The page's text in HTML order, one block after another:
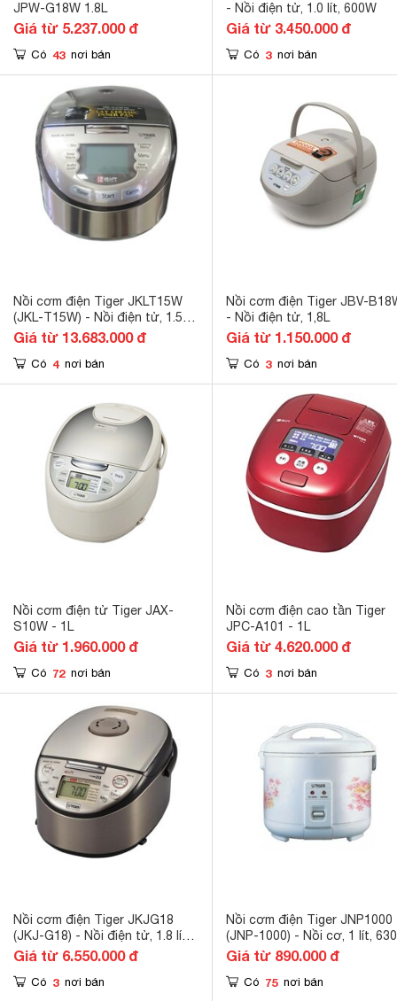
JPW-G18W 1.8L
Giá từ 5.237.000 đ
Có 43 nơi bán
- Nồi điện tử, 1.0 lít, 600W
Giá từ 3.450.000 đ
Có 3 nơi bán
Nồi cơm điện Tiger JKLT15W
(JKL-T15W) - Nồi điện tử, 1.5
lít, 1160W
Giá từ 13.683.000 đ
Có 4 nơi bán
Nồi cơm điện Tiger JBV-
- Nồi điện tử, 1,8L
Giá từ 1.150.000 đ
Có 3 nơi bán
Nồi cơm điện tử Tiger JAX-
S10W - 1L
Giá từ 1.960.000 đ
Có 72 nơi bán
Nồi cơm điện cao tần Tiger
JPC-A101 - 1L
Giá từ 4.620.000 đ
Có 3 nơi bán
Nồi cơm điện Tiger JKJG18
(JKJ-G18) - Nồi điện tử, 1.8 lít,
1400W, màu W/ S/ T
Giá từ 6.550.000 đ
Có 3 nơi bán
Nồi cơm điện Tiger JNP1000
(JNP-1000) - Nồi cơ, 1 lít,
Giá từ 890.000 đ
Có 75 nơi bán